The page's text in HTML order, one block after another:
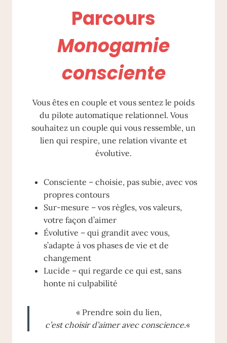
Parcours
Monogamie
consciente
Vous êtes en couple et vous sentez le poids
du pilote automatique relationnel. Vous
souhaitez un couple qui vous ressemble, un
lien qui respire, une relation vivante et
évolutive.
Consciente – choisie, pas subie, avec vos
propres contours
Sur-mesure – vos règles, vos valeurs,
votre façon d’aimer
Évolutive – qui grandit avec vous,
s’adapte à vos phases de vie et de
changement
Lucide – qui regarde ce qui est, sans
honte ni culpabilité
« Prendre soin du lien,
c’est choisir d’aimer avec conscience.«